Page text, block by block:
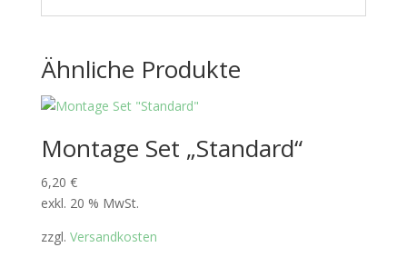
Ähnliche Produkte
Montage Set „Standard“
6,20 €
exkl. 20 % MwSt.
zzgl. Versandkosten